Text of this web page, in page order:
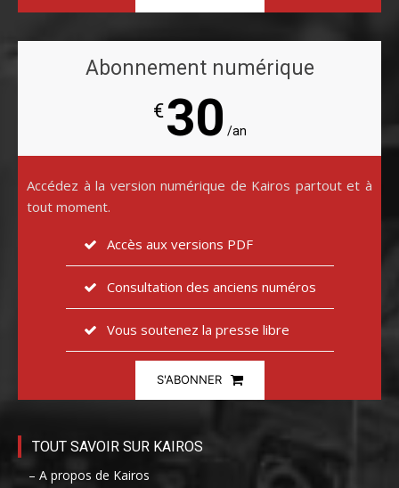
Abonnement numérique
€30 /an
Accédez à la version numérique de Kairos partout et à
tout moment.
Accès aux versions PDF
Consultation des anciens numéros
Vous soutenez la presse libre
S'ABONNER
TOUT SAVOIR SUR KAIROS
– A propos de Kairos